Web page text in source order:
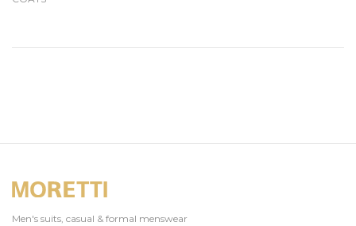
Men's suits, casual & formal menswear